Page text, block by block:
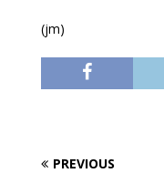
(jm)
PREVIOUS